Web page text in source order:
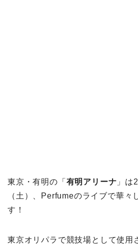
東京・有明の「 有明アリーナ 」は
（土）、
Perfumeのライブで華々
す！
東京オリパラで競技場として使用